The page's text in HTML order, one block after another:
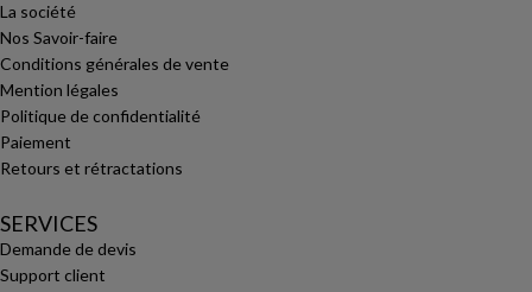
La société
Nos Savoir-faire
Conditions générales de vente
Mention légales
Politique de confidentialité
Paiement
Retours et rétractations
SERVICES
Demande de devis
Support client